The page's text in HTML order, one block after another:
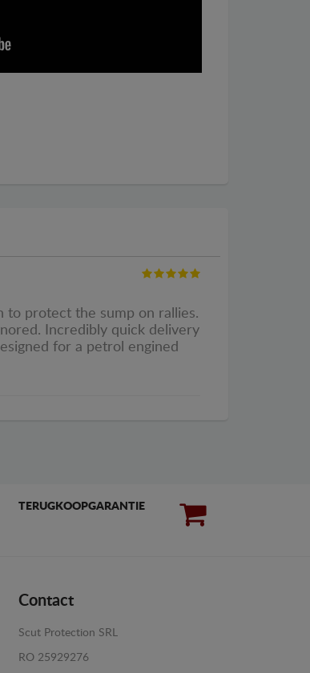
to protect the sump on rallies.
Incredibly quick delivery
for a petrol engined
TERUGKOOPGARANTIE
Contact
Scut Protection SRL
RO 25929276